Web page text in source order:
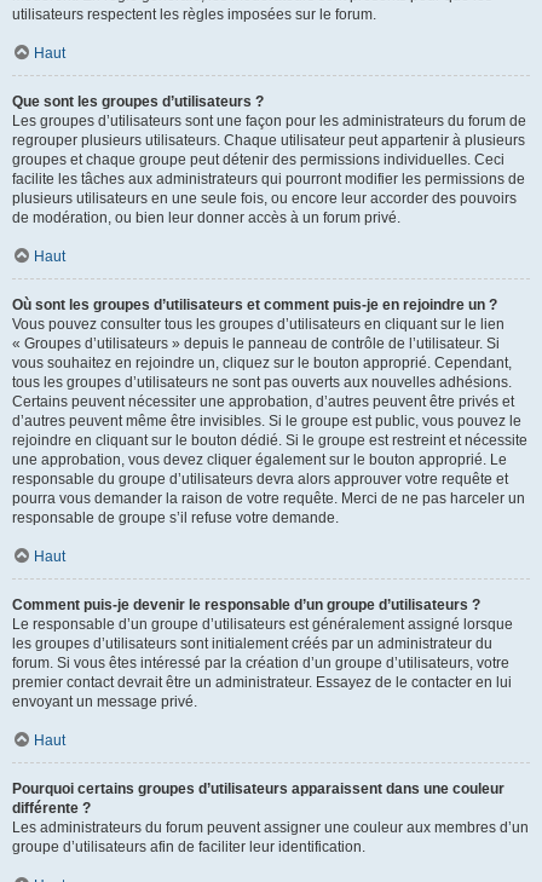
utilisateurs respectent les règles imposées sur le forum.
Haut
Que sont les groupes d’utilisateurs ?
Les groupes d’utilisateurs sont une façon pour les administrateurs du forum de
regrouper plusieurs utilisateurs. Chaque utilisateur peut appartenir à plusieurs
groupes et chaque groupe peut détenir des permissions individuelles. Ceci
facilite les tâches aux administrateurs qui pourront modifier les permissions de
plusieurs utilisateurs en une seule fois, ou encore leur accorder des pouvoirs
de modération, ou bien leur donner accès à un forum privé.
Haut
Où sont les groupes d’utilisateurs et comment puis-je en rejoindre un ?
Vous pouvez consulter tous les groupes d’utilisateurs en cliquant sur le lien
« Groupes d’utilisateurs » depuis le panneau de contrôle de l’utilisateur. Si
vous souhaitez en rejoindre un, cliquez sur le bouton approprié. Cependant,
tous les groupes d’utilisateurs ne sont pas ouverts aux nouvelles adhésions.
Certains peuvent nécessiter une approbation, d’autres peuvent être privés et
d’autres peuvent même être invisibles. Si le groupe est public, vous pouvez le
rejoindre en cliquant sur le bouton dédié. Si le groupe est restreint et nécessite
une approbation, vous devez cliquer également sur le bouton approprié. Le
responsable du groupe d’utilisateurs devra alors approuver votre requête et
pourra vous demander la raison de votre requête. Merci de ne pas harceler un
responsable de groupe s’il refuse votre demande.
Haut
Comment puis-je devenir le responsable d’un groupe d’utilisateurs ?
Le responsable d’un groupe d’utilisateurs est généralement assigné lorsque
les groupes d’utilisateurs sont initialement créés par un administrateur du
forum. Si vous êtes intéressé par la création d’un groupe d’utilisateurs, votre
premier contact devrait être un administrateur. Essayez de le contacter en lui
envoyant un message privé.
Haut
Pourquoi certains groupes d’utilisateurs apparaissent dans une couleur
différente ?
Les administrateurs du forum peuvent assigner une couleur aux membres d’un
groupe d’utilisateurs afin de faciliter leur identification.